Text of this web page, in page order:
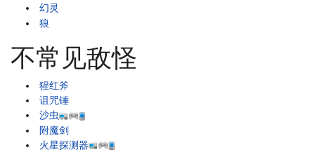
幻灵
狼
不常见敌怪
猩红斧
诅咒锤
沙虫
附魔剑
火星探测器